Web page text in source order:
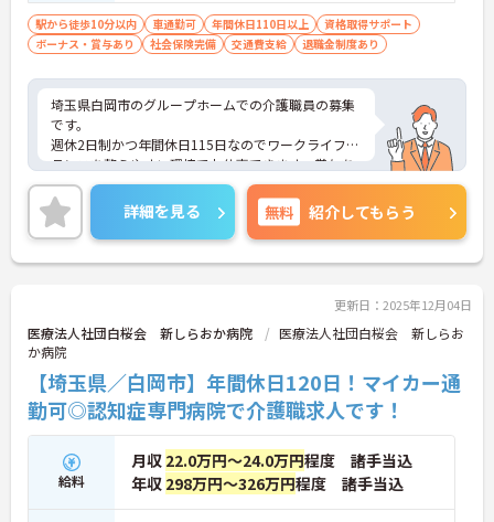
駅から徒歩10分以内 車通勤可 年間休日110日以上
資格取得サポート
ボーナス・賞与あり
社会保険完備 交通費支給 退職金制度あり
埼玉県白岡市のグループホームでの介護職員の募集
です。
週休2日制かつ年間休日115日なのでワークライフバ
ランスを整えやすい環境でお仕事できます。賞与あ
りのため、あなたの頑張りがしっかり評価されま
す。
ご興味のある方は、面接のポイントをお伝えします
のでお気軽にお問い合せください。
詳細を見る 無料 紹介してもらう
更新日：2025年12月04日
医療法人社団白桜会 新しらおか病院
医療法人社団白桜会 新しらお
か病院
【埼玉県／白岡市】年間休日120日！マイカー通
勤可◎認知症専門病院で介護職求人です！
給料
月収 22.0万円～24.0万円程度 諸手当込
年収 298万円～326万円程度 諸手当込